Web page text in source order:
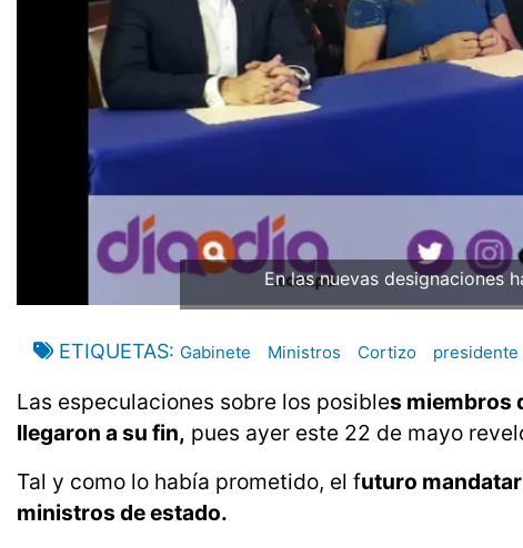
En las nuevas designaciones
ETIQUETAS Gabinete Ministros Cortizo presidente
Las especulaciones sobre los posibles miembros
llegaron a su fin, pues ayer este 22 de mayo
Tal y como lo había prometido, el futuro
ministros de estado.